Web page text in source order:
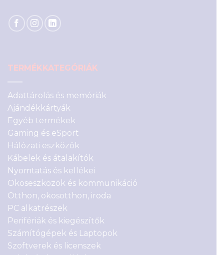
TERMÉKKATEGÓRIÁK
Adattárolás és memóriák
Ajándékkártyák
Egyéb termékek
Gaming és eSport
Hálózati eszközök
Kábelek és átalakítók
Nyomtatás és kellékei
Okoseszközök és kommunikáció
Otthon, okosotthon, iroda
PC alkatrészek
Perifériák és kiegészítők
Számítógépek és Laptopok
Szoftverek és licenszek